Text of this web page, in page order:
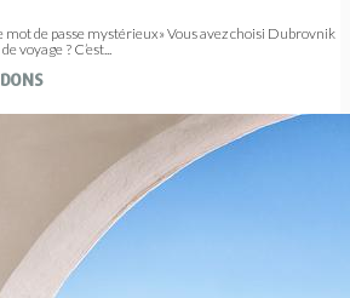
mot de passe mystérieux» Vous avez choisi Dubrovnik
voyage ? C’est...